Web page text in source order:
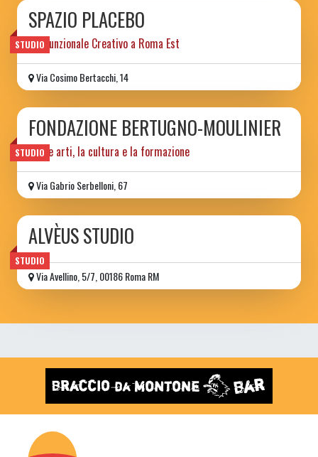
STUDIO
SPAZIO PLACEBO
Polifunzionale Creativo a Roma Est
Via Cosimo Bertacchi, 14
STUDIO
FONDAZIONE BERTUGNO-MOULINIER
per le arti, la cultura e la formazione
Via Gabrio Serbelloni, 67
STUDIO
ALVÈUS STUDIO
Via Avellino, 5/7, 00186 Roma RM